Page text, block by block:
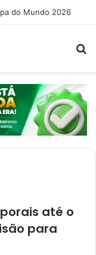
do Mundo 2026
até o
para